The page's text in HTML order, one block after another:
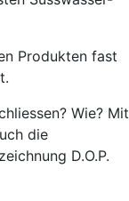
Produkten fast
Wie? Mit
die
D.O.P.